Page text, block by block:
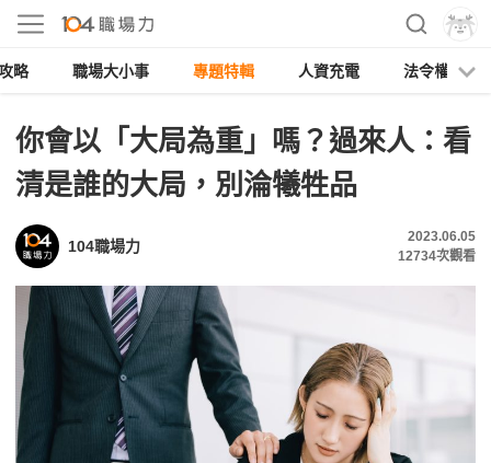
略 職場大小事 專題特輯 人資充電 法令權益
你會以「大局為重」嗎？過來人：看
清是誰的大局，別淪犧牲品
104職場力
2023.06.05
12734次觀看